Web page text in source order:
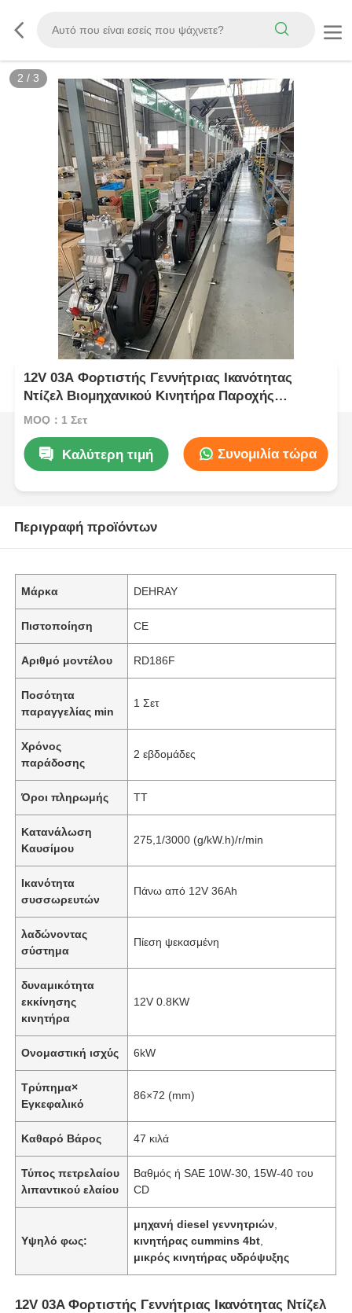
3 / 3
12V 03A Φορτιστής Γεννήτριας Ικανότητας
Ντίζελ Βιομηχανικού Κινητήρα Παροχής
Ενέργειας για Εξοπλισμό Κατασκευών και
MOQ：1 Σετ
Καλύτερη τιμή Συνομιλία τώρα
Περιγραφή προϊόντων
Μάρκα DEHRAY
Πιστοποίηση CE
Αριθμό μοντέλου RD186F
Ποσότητα
παραγγελίας min
1 Σετ
Χρόνος
παράδοσης
2 εβδομάδες
Όροι πληρωμής TT
Κατανάλωση
Καυσίμου
275,1/3000 (g/kW.h)/r/min
Ικανότητα
συσσωρευτών
Πάνω από 12V 36Ah
λαδώνοντας
σύστημα
Πίεση ψεκασμένη
δυναμικότητα
εκκίνησης
κινητήρα
12V 0.8KW
Ονομαστική ισχύς 6kW
Τρύπημα×
Εγκεφαλικό
86×72 (mm)
Καθαρό Βάρος 47 κιλά
Τύπος πετρελαίου
λιπαντικού ελαίου
Βαθμός ή SAE 10W-30, 15W-40 του
CD
Υψηλό φως:
μηχανή diesel γεννητριών
κινητήρας cummins 4bt
μικρός κινητήρας υδρόψυξης
12V 03A Φορτιστής Γεννήτριας Ικανότητας Ντίζελ